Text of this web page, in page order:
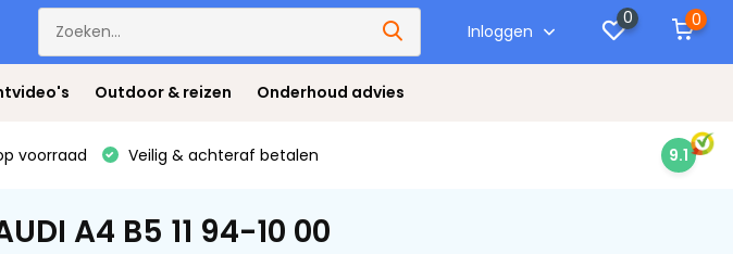
Inloggen
0 0
Outdoor & reizen Onderhoud advies
voorraad Veilig & achteraf betalen 9.1
A4 B5 11 94-10 00